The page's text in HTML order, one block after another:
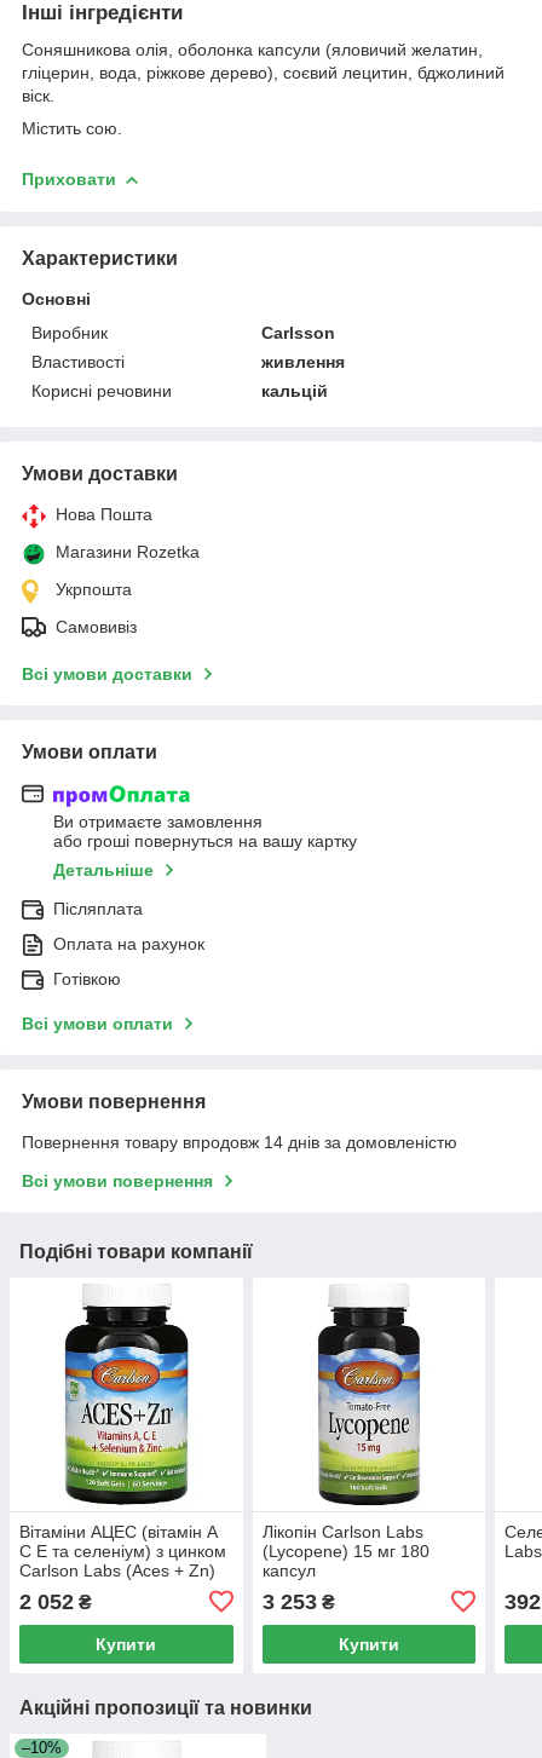
Інші інгредієнти
Соняшникова олія, оболонка капсули (яловичий желатин,
гліцерин, вода, ріжкове дерево), соєвий лецитин, бджолиний
віск.
Містить сою.
Приховати
Характеристики
Основні
Виробник
Carlsson
Властивості
живлення
Корисні речовини
кальцій
Умови доставки
Нова Пошта
Магазини Rozetka
Укрпошта
Самовивіз
Всі умови доставки
Умови оплати
Ви отримаєте замовлення
або гроші повернуться на вашу картку
Детальніше
Післяплата
Оплата на рахунок
Готівкою
Всі умови оплати
Умови повернення
Повернення товару впродовж 14 днів за домовленістю
Всі умови повернення
Подібні товари компанії
Вітаміни АЦЕС (вітамін А
С Е та селеніум) з цинком
Carlson Labs (Aces + Zn)
2 052 ₴
Купити
Лікопін Carlson Labs
(Lycopene) 15 мг 180
капсул
3 253₴
Купити
392
Акційні пропозиції та новинки
–10%